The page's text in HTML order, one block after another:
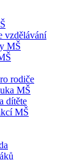
vzdělávání
MŠ
rodiče
MŠ
dítěte
MŠ